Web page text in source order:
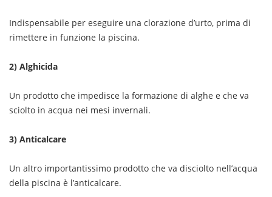
Indispensabile per eseguire una clorazione d’urto, prima di
rimettere in funzione la piscina.
2) Alghicida
Un prodotto che impedisce la formazione di alghe e che va
sciolto in acqua nei mesi invernali.
3) Anticalcare
Un altro importantissimo prodotto che va disciolto nell’acqua
della piscina è l’anticalcare.